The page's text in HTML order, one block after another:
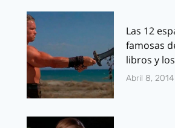
Las 12
famosas
libros y
Abril 8, 2014